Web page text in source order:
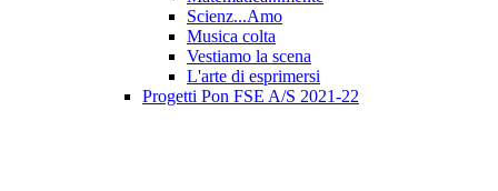
Scienz...Amo
Musica colta
Vestiamo la scena
L'arte di esprimersi
Progetti Pon FSE A/S 2021-22